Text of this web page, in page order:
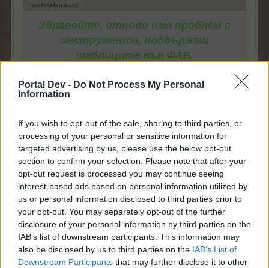
Portal Dev - Do Not Process My Personal
Information
If you wish to opt-out of the sale, sharing to third parties, or
processing of your personal or sensitive information for
targeted advertising by us, please use the below opt-out
section to confirm your selection. Please note that after your
opt-out request is processed you may continue seeing
interest-based ads based on personal information utilized by
us or personal information disclosed to third parties prior to
your opt-out. You may separately opt-out of the further
disclosure of your personal information by third parties on the
IAB’s list of downstream participants. This information may
also be disclosed by us to third parties on the IAB’s List of
Downstream Participants that may further disclose it to other
mushnu4ka каза: ↑
Здравейте, отново има проблем с
инструмента, поддържащ
таблиците във ФАЯ.
да може все пак да се види
информацията. Хубав ден!
Линковете също не работят.
p_janeta каза:↑
Ами то изчезнаха почти всички таблици. И в куестите за
читалището липсват. Не са виновни нашите момичета ...
Не знам кой е виновен, но в чешкия FAQ таблиците
ги има.
7.5.25